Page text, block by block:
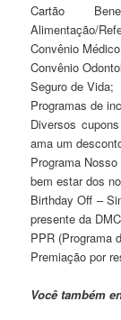
Cartão
Alimentação/
Convênio
Convênio
Seguro de Vida;
Programas de
Diversos
ama um
Programa
bem estar dos
Birthday Off –
presente da
PPR (Programa
Premiação por
Você também